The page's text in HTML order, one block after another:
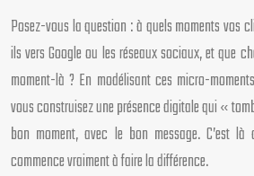
Posez-vous la question : à quels moments vos
ils vers Google ou les réseaux sociaux, et que
moment-là ? En modélisant ces micro-
vous construisez une présence digitale qui «
bon moment, avec le bon message. C’est
commence vraiment à faire la différence.